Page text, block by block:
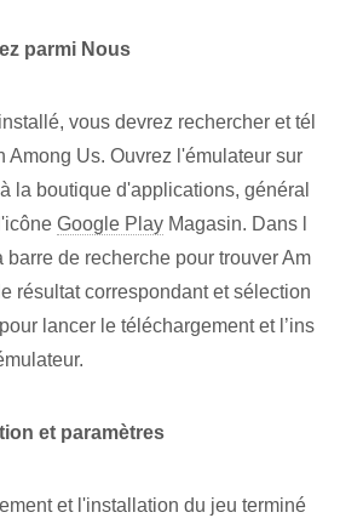
parmi ⁢Nous
vous devrez rechercher et tél
Among Us. Ouvrez l'émulateur sur
la boutique d'applications, général
Google Play Magasin. Dans l
de recherche pour trouver Am
résultat correspondant et sélection
lancer le téléchargement et l’ins
et paramètres
et l'installation du jeu terminé